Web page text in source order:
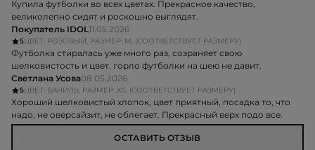
Купила футболки во всех цветах. Прекрасное качество,
великолепно сидят и роскошно выглядят.
Покупатель IDOL11.05.2026
5ЦВЕТ: РОЗОВЫЙ, РАЗМЕР: M, (СООТВЕТСТВУЕТ РАЗМЕРУ)
Футболка стиралась уже много раз, созраняет свою
шелковистость и цвет. горло футболки на шею не давит.
Светлана Усова08.05.2026
5ЦВЕТ: ВАНИЛЬ, РАЗМЕР: XS, (СООТВЕТСТВУЕТ РАЗМЕРУ)
Хороший шелковистый хлопок, цвет приятный, посадка то, что
надо, не оверсайзит, не облегает. Прекрасный верх подо все.
ОСТАВИТЬ ОТЗЫВ